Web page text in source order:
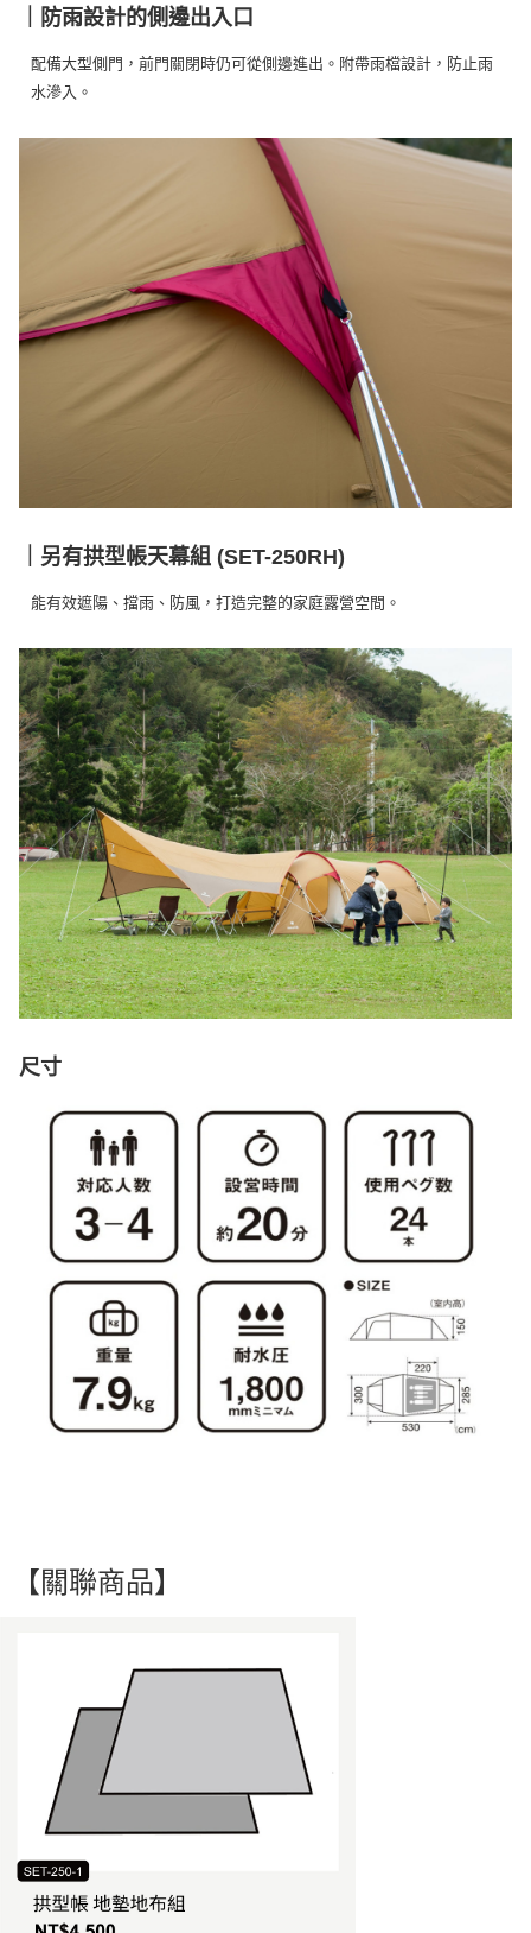
｜防雨設計的側邊出入口
配備大型側門，前門關閉時仍可從側邊進出。附帶雨檔設計，防止雨
水滲入。
｜另有拱型帳天幕組 (SET-250RH)
能有效遮陽、擋雨、防風，打造完整的家庭露營空間。
尺寸
【關聯商品】